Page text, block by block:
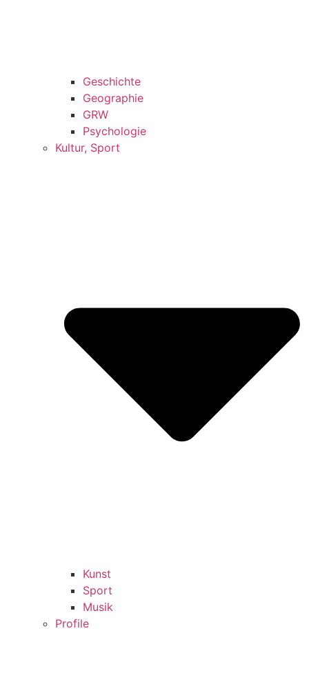
Geschichte
Geographie
GRW
Psychologie
Kultur, Sport
Kunst
Sport
Musik
Profile